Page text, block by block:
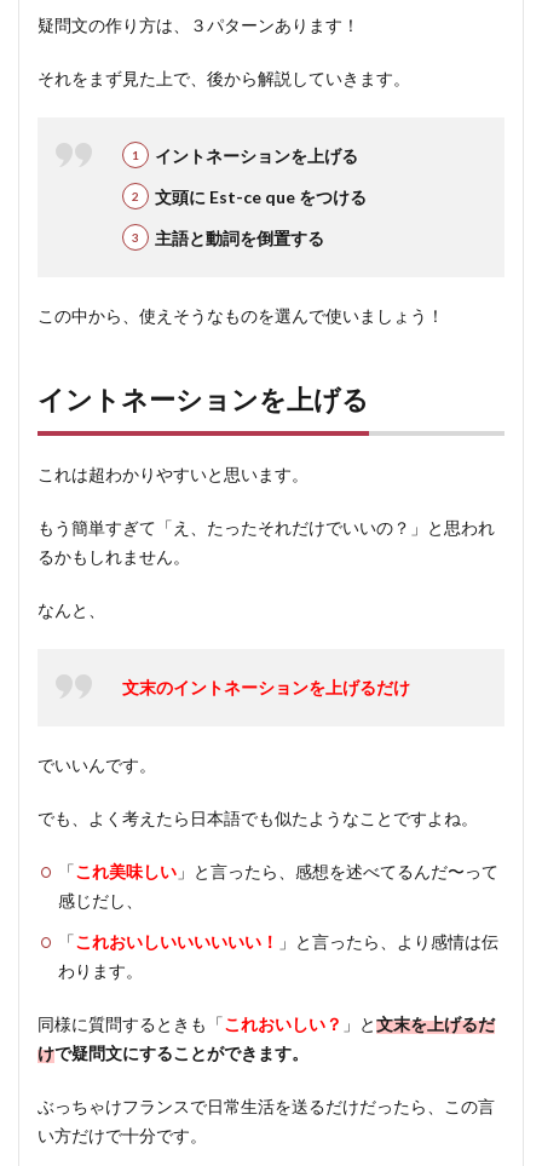
2
トネ
を上
ce
ける
3.1
注意
エリ
ン
4
動詞
る
4.1
が人
名詞
の場
合
主語
が人
名詞
以外
疑問文の作り方は、３パターンあります！
それをまず見た上で、後から解説していきます。
イントネーションを上げる
文頭に Est-ce que をつける
主語と動詞を倒置する
この中から、使えそうなものを選んで使いましょう！
イントネーションを上げる
これは超わかりやすいと思います。
もう簡単すぎて「え、たったそれだけでいいの？」と思われ
るかもしれません。
なんと、
文末のイントネーションを上げるだけ
でいいんです。
でも、よく考えたら日本語でも似たようなことですよね。
「これ美味しい 」と言ったら、感想を述べてるんだ〜って
感じだし、
「これおいしいいいいいい！ 」と言ったら、より感情は伝
わります。
同様に質問するときも「これおいしい？ 」と文末を上げるだ
けで疑問文にすることができます。
ぶっちゃけフランスで日常生活を送るだけだったら、この言
い方だけで十分です。